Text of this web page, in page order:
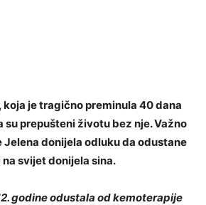
koja je tragično preminula 40 dana
su prepušteni životu bez nje. Važno
Jelena donijela odluku da odustane
svijet donijela sina.
godine odustala od kemoterapije